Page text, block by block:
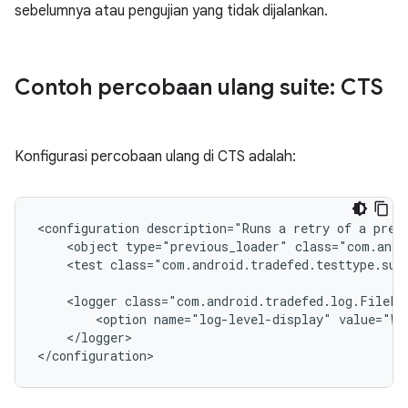
sebelumnya atau pengujian yang tidak dijalankan.
Contoh percobaan ulang suite: CTS
Konfigurasi percobaan ulang di CTS adalah:
<configuration description="Runs a retry of a
<object type="previous_loader"
<test
<logger
<option name="log-level-display"
</logger>